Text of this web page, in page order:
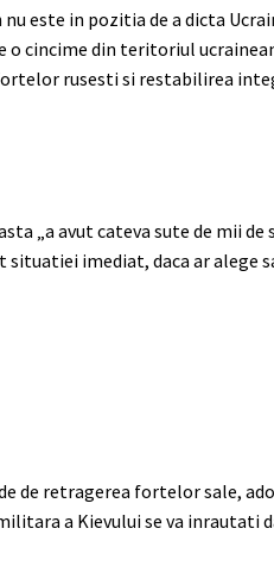
este in pozitia de a dicta
o cincime din teritoriul
rusesti si restabilirea
„a avut cateva sute de mii de
situatiei imediat, daca ar alege
de retragerea fortelor sale,
a Kievului se va inrautati